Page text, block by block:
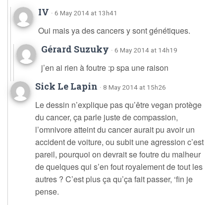
IV · 6 May 2014 at 13h41
Oui mais ya des cancers y sont génétiques.
Gérard Suzuky · 6 May 2014 at 14h19
j’en ai rien à foutre :p spa une raison
Sick Le Lapin · 8 May 2014 at 15h26
Le dessin n’explique pas qu’être vegan protège
du cancer, ça parle juste de compassion,
l’omnivore atteint du cancer aurait pu avoir un
accident de voiture, ou subit une agression c’est
pareil, pourquoi on devrait se foutre du malheur
de quelques qui s’en fout royalement de tout les
autres ? C’est plus ça qu’ça fait passer, ‘fin je
pense.